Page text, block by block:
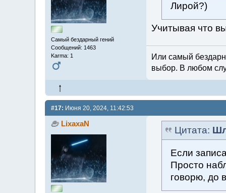
Самый бездарный гений
Сообщений: 1463
Karma: 1
Лирой?)
Учитывая что
Или самый
выбор. В любом
#17: Июня 20, 2024, 11:42:53
LixaxaN
Цитата:
Если
Просто
говорю, до